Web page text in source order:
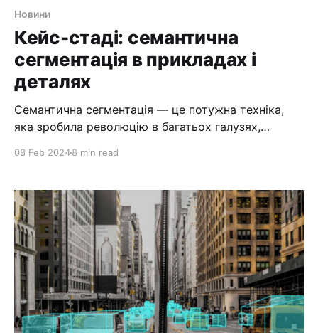
Новини
Кейс-стаді: семантична
сегментація в прикладах і
деталях
Семантична сегментація — це потужна техніка,
яка зробила революцію в багатьох галузях,
піксельному рівні, розділяючи його на значущі
регіони та призначаючи мітки кожному з них. Ця
технологія відкрила нові можливості для багатьох
галузей промисловості,
08 Feb 20248 min read